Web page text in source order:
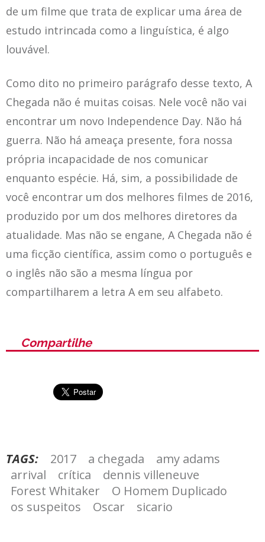
de um filme que trata de explicar uma área de
estudo intrincada como a linguística, é algo
louvável.
Como dito no primeiro parágrafo desse texto, A
Chegada não é muitas coisas. Nele você não vai
encontrar um novo Independence Day. Não há
guerra. Não há ameaça presente, fora nossa
própria incapacidade de nos comunicar
enquanto espécie. Há, sim, a possibilidade de
você encontrar um dos melhores filmes de 2016,
produzido por um dos melhores diretores da
atualidade. Mas não se engane, A Chegada não é
uma ficção científica, assim como o português e
o inglês não são a mesma língua por
compartilharem a letra A em seu alfabeto.
Compartilhe
TAGS: 2017 a chegada
amy adams
arrival
crítica
dennis villeneuve
Forest Whitaker
O Homem Duplicado
os suspeitos
Oscar sicario